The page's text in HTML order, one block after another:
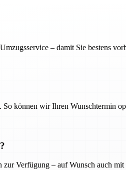
– damit Sie bestens
können wir Ihren Wunschtermin
Verfügung – auf Wunsch auch